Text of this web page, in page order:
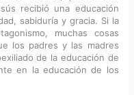
recibió una educación
sabiduría y gracia. Si la
muchas cosas
los padres y las madres
de la educación de
en la educación de los